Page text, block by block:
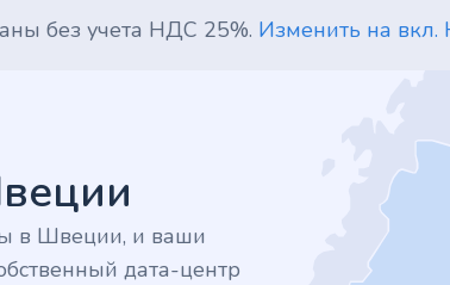
без учета НДС 25%. Изменить на
в Швеции, и ваши
дата-центр